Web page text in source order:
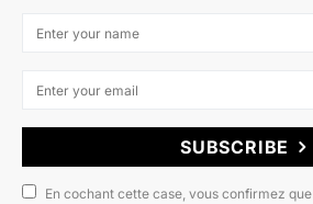
SUBSCRIBE
En cochant cette case, vous confirmez